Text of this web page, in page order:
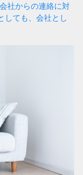
社からの連絡に対
しても、会社とし